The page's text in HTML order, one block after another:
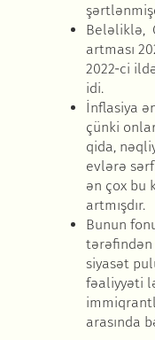
Beləliklə,
artması
2022-ci ild
idi.
İnflasiya
çünki
qida,
evlərə
ən çox bu
artmışdır.
Bunun
t
siyasət
fəaliyyəti
arasında